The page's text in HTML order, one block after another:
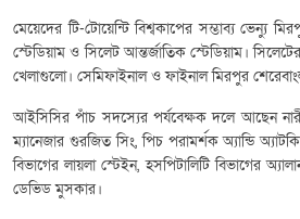
মেয়েদের টি-টোয়েন্টি বিশ্বকাপের সম্ভাব্য ভেন্যু
স্টেডিয়াম ও সিলেট আন্তর্জাতিক স্টেডিয়াম।
খেলাগুলো। সেমিফাইনাল ও ফাইনাল মিরপুর
আইসিসির পাঁচ সদস্যের পর্যবেক্ষক দলে আছেন
ম্যানেজার গুরজিত সিং, পিচ পরামর্শক অ্যান্ডি
বিভাগের লায়লা স্টেইন, হসপিটালিটি বিভাগের
ডেভিড মুসকার।